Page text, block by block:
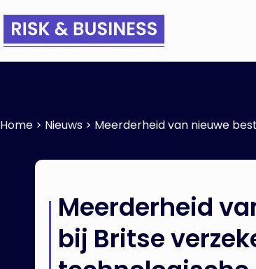
Home > Nieuws > Meerderheid van nieuwe
Meerderheid
bij Britse